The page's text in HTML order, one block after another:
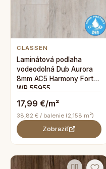
CLASSEN
Laminátová podlaha
vodeodolná Dub Aurora
8mm AC5 Harmony Forte
WR 55955
17,99 €/m²
38,82 € / balenie (2,158 m²)
Zobraziť